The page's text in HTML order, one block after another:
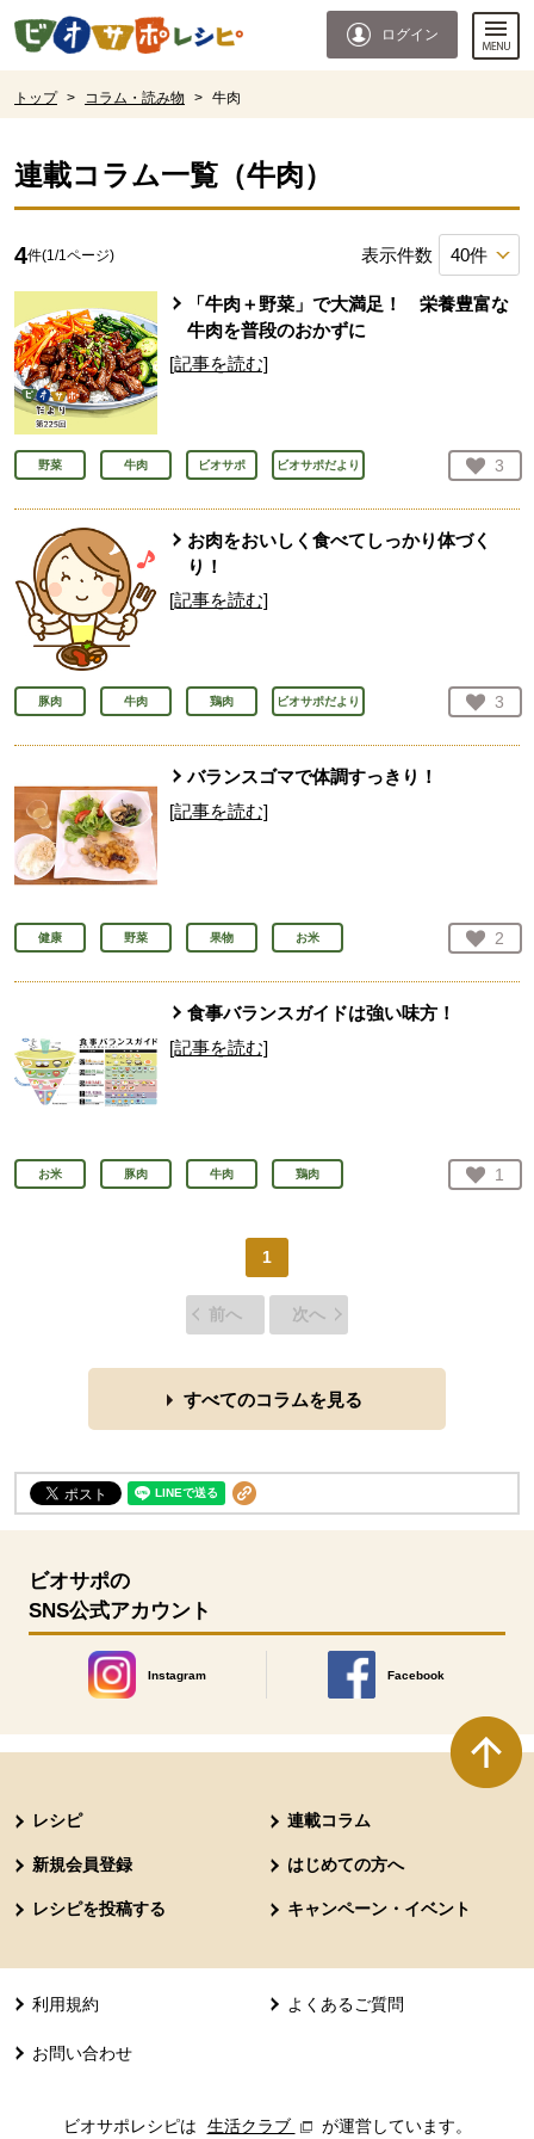
ページの先頭です。
ログイン
トップ > コラム・読み物 > 牛肉
連載コラム一覧（牛肉）
4件(1 /1 ページ) 表示件数
「牛肉＋野菜」で大満足！ 栄養豊富な
牛肉を普段のおかずに
[記事を読む]
野菜 牛肉 ビオサポ ビオサポだより お気
3
人
お肉をおいしく食べてしっかり体づく
り！
[記事を読む]
豚肉 牛肉 鶏肉 ビオサポだより お気
3
人
バランスゴマで体調すっきり！
[記事を読む]
健康 野菜 果物 お米 お気
2
人
食事バランスガイドは強い味方！
[記事を読む]
お米 豚肉 牛肉 鶏肉 お気
1
人
1
前へ 次へ
すべてのコラムを見る
ビオサポの
SNS公式アカウント
Instagram
別のウィンドウで開きます。
Facebook
別のウィンドウで開きます
レシピ 連載コラム
新規会員登録 はじめての方へ
レシピを投稿する キャンペーン・イベント
利用規約 よくあるご質問
お問い合わせ
ビオサポレシピは 生活クラブ 別のウィンドウで開きます。
が運営しています。